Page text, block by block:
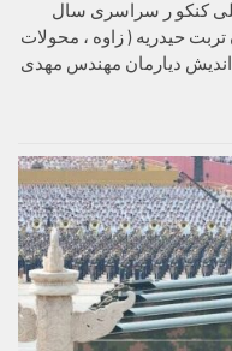
کنکو ر سراسری سال
حیدریه ( زاوه ، محولات
دیارمان مهندس مهدی